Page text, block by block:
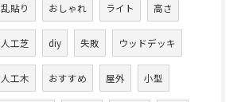
乱貼り おしゃれ ライト 高さ
人工芝 diy 失敗 ウッドデッキ
人工木 おすすめ 屋外 小型